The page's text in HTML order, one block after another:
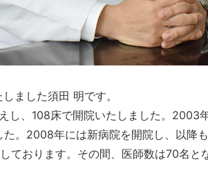
ました須田 明です。
し、108床で開院いたしました。2003
。2008年には新病院を開院し、以降
ております。その間、医師数は70名